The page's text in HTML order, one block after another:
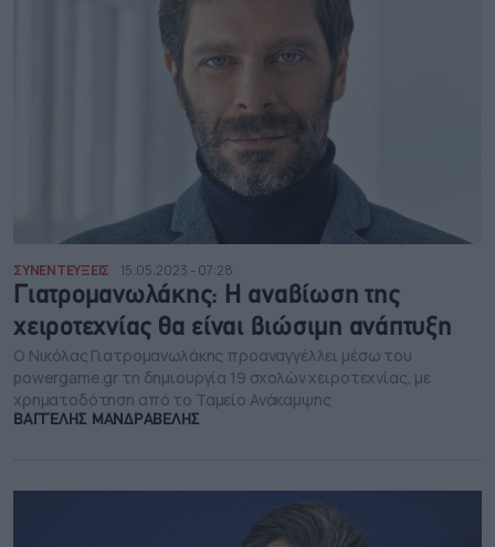
ΣΥΝΕΝΤΕΥΞΕΙΣ 15.05.2023 - 07:28
Γιατρομανωλάκης: H αναβίωση της
χειροτεχνίας θα είναι βιώσιμη ανάπτυξη
Ο Νικόλας Γιατρομανωλάκης προαναγγέλλει μέσω του
powergame.gr τη δημιουργία 19 σχολών χειροτεχνίας, με
χρηματοδότηση από το Ταμείο Ανάκαμψης
ΒΑΓΓΕΛΗΣ ΜΑΝΔΡΑΒΕΛΗΣ